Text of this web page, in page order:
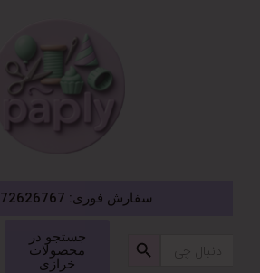
سفارش فوری: 09372626767
برای:
جستجو در
محصولات
خرازی